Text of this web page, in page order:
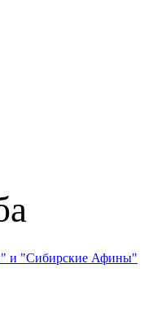
и "Сибирские Афины"